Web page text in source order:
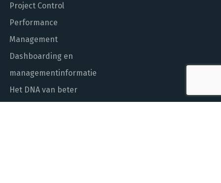
Project Control
Performance
Management
Dashboarding en
managementinformatie
Het DNA van beter